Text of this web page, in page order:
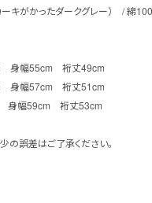
ーキがかったダークグレー） / 綿
身幅55cm 裄丈49cm
身幅57cm 裄丈51cm
身幅59cm 裄丈53cm
の誤差はご了承ください。